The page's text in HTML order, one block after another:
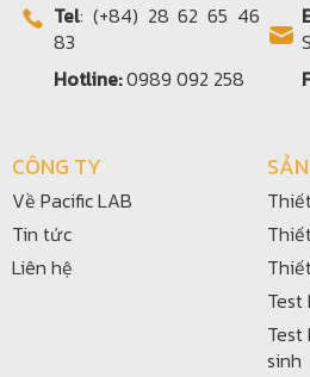
Tel: (+84) 28 62 65 46
83
Hotline:0989 092 258
CÔNG TY
Về Pacific LAB
Tin tức
Liên hệ
sinh